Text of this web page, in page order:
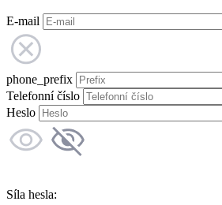
E-mail
phone_prefix
Telefonní číslo
Heslo
Síla hesla: